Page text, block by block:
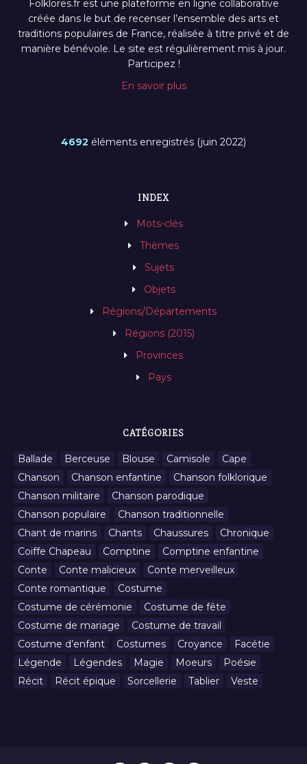
Folklores.fr est une plateforme en ligne collaborative
créée dans le but de recenser l’ensemble des arts et
traditions populaires de France, réalisée à titre privé et de
manière bénévole. Le site est régulièrement mis à jour.
Participez !
En savoir plus
4692 éléments enregistrés (juin 2022)
INDEX
Mots-clés
Thèmes
Sujets
Objets
Régions/Départements
Régions (2015)
Provinces
Pays
CATÉGORIES
Ballade Berceuse Blouse Camisole
Cape
Chanson
Chanson enfantine
Chanson folklorique
Chanson militaire
Chanson parodique
Chanson populaire
Chanson traditionnelle
Chant de marins
Chants Chaussures
Chronique
Coiffe Chapeau
Comptine
Comptine enfantine
Conte
Conte malicieux
Conte merveilleux
Conte romantique
Costume
Costume de cérémonie
Costume de fête
Costume de mariage
Costume de travail
Costume d’enfant
Costumes Croyance
Facétie
Légende
Légendes Magie Moeurs
Poésie
Récit
Récit épique Sorcellerie Tablier Veste